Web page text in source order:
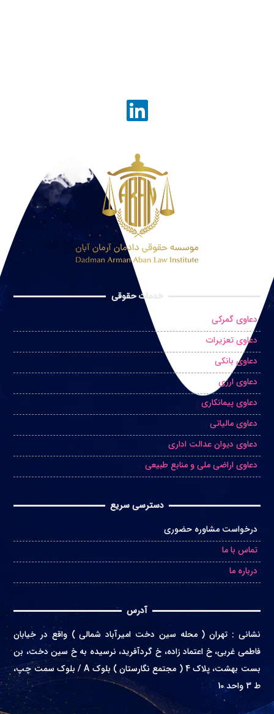
خدمات حقوقی
دعاوی گمرکی
دعاوی تعزیرات
دعاوی بانکی
دعاوی ارزی
دعاوی پیمانکاری
دعاوی مالیاتی
دعاوی دیوان عدالت اداری
دعاوی اراضی ملی و منابع طبیعی
دسترسی سریع
درخواست مشاوره حضوری
تماس با ما
درباره ما
آدرس
نشانی : تهران ( محله سین دخت امیرآباد شمالی ) واقع در خیابان
فاطمی غربی، خ اعتماد زاده، خ گردآفرید، نرسیده به خ سین دخت، بن
بست بهشت، پلاک 4 ( مجتمع نگارستان ) بلوک A / بلوک سمت چپ،
ط 3 واحد 10